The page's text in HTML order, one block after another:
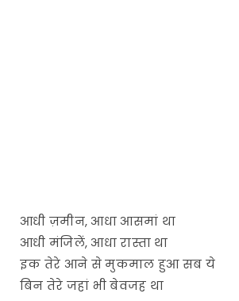
आधी ज़मीन, आधा आसमां था
आधी मंजिलें, आधा रास्ता था
इक तेरे आने से मुकमाल हुआ सब ये
बिन तेरे जहां भी बेवजह था